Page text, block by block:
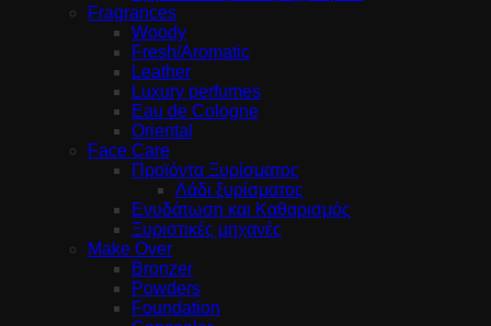
Fragrances
Woody
Fresh/Aromatic
Leather
Luxury perfumes
Eau de Cologne
Oriental
Face Care
Προϊόντα Ξυρίσματος
Λάδι ξυρίσματος
Ενυδάτωση και Καθαρισμός
Ξυριστικές μηχανές
Make Over
Bronzer
Powders
Foundation